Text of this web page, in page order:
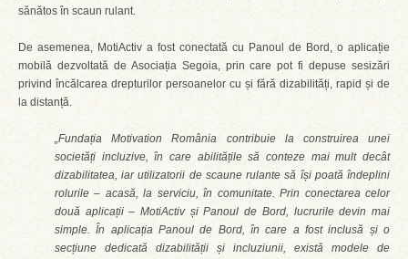
sănătos în scaun rulant.
De asemenea, MotiActiv a fost conectată cu Panoul de Bord, o aplicație
mobilă dezvoltată de Asociația Segoia, prin care pot fi depuse sesizări
privind încălcarea drepturilor persoanelor cu și fără dizabilități, rapid și de
la distanță.
„Fundația Motivation România contribuie la construirea unei
societăți incluzive, în care abilitățile să conteze mai mult decât
dizabilitatea, iar utilizatorii de scaune rulante să își poată îndeplini
rolurile – acasă, la serviciu, în comunitate. Prin conectarea celor
două aplicații – MotiActiv și Panoul de Bord, lucrurile devin mai
simple. În aplicația Panoul de Bord, în care a fost inclusă și o
secțiune dedicată dizabilității și incluziunii, există modele de